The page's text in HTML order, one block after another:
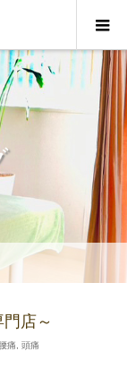
店～
腰痛 頭痛